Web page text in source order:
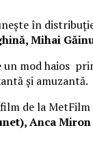
în
Mihai
un mod haios
și amuzantă.
de la
Anca Miron